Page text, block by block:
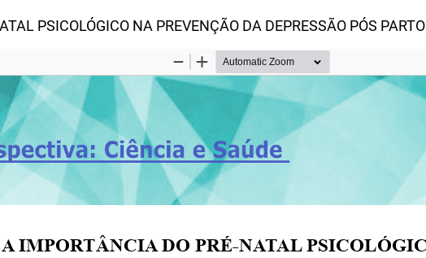
PSICOLÓGICO NA PREVENÇÃO DA DEPRESSÃO PÓS PARTO